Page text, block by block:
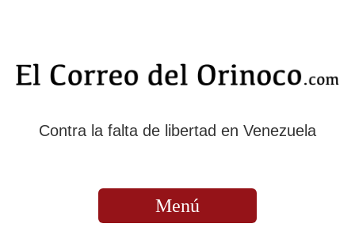
Contra la falta de libertad en Venezuela
Menú